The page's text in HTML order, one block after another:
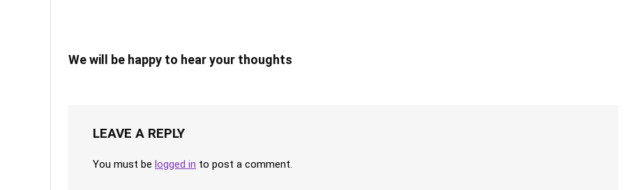
We will be happy to hear your thoughts
LEAVE A REPLY
You must be logged in to post a comment.